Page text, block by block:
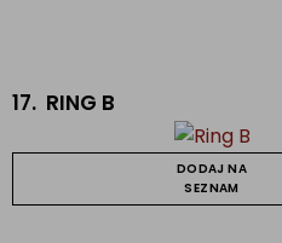
17. RING B
DODAJ NA
SEZNAM